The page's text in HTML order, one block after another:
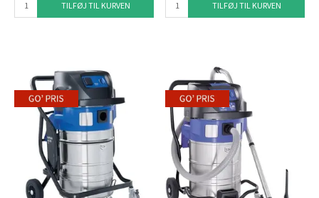
TILFØJ TIL KURVEN TILFØJ TIL KURVEN